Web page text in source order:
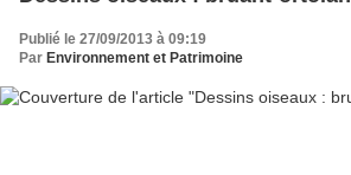
Publié le 27/09/2013 à 09:19
Par Environnement et Patrimoine